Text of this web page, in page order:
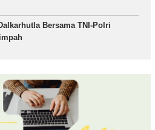
Bersama TNI-Polri